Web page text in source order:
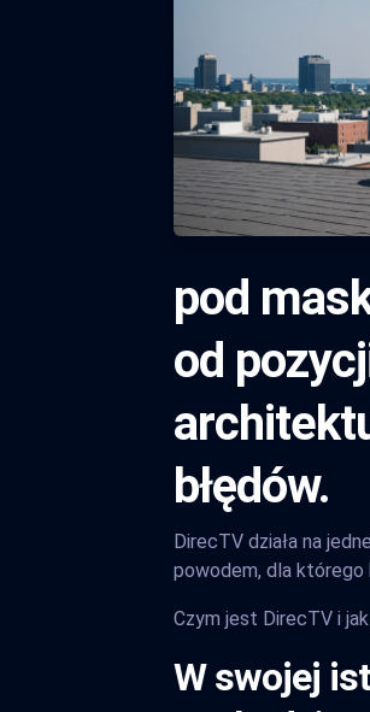
pod
od
błędów.
DirecTV działa na
powodem, dla którego
Czym jest DirecTV i
W swojej